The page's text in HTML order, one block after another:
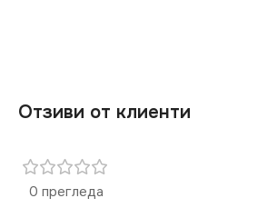
Отзиви от клиенти
0 прегледа